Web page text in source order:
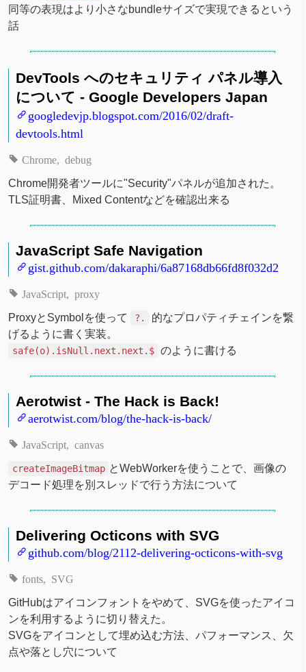
同等の表現はより小さなbundleサイズで実現できるという
話
DevTools へのセキュリティ パネル導入
について - Google Developers Japan
googledevjp.blogspot.com/2016/02/draft-
devtools.html
Chrome debug
Chrome開発者ツールに"Security"パネルが追加された。
TLS証明書、Mixed Contentなどを確認出来る
JavaScript Safe Navigation
gist.github.com/dakaraphi/6a87168db66fd8f032d2
JavaScript proxy
ProxyとSymbolを使って ?.
的なプロパティチェインを繋
げるように書く実装。
safe(o).isNull.next.next.$ のように書ける
Aerotwist - The Hack is Back!
aerotwist.com/blog/the-hack-is-back/
JavaScript canvas
createImageBitmap とWebWorkerを使うことで、画像の
デコード処理を別スレッドで行う方法について
Delivering Octicons with SVG
github.com/blog/2112-delivering-octicons-with-svg
fonts SVG
GitHubはアイコンフォントをやめて、SVGを使ったアイコ
ンを利用するように切り替えた。
SVGをアイコンとして埋め込む方法、パフォーマンス、欠
点や落とし穴について